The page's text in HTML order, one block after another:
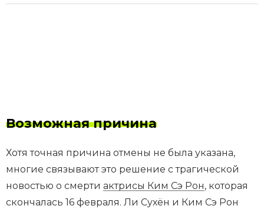
Возможная причина
Хотя точная причина отмены не была указана,
многие связывают это решение с трагической
новостью о смерти актрисы Ким Сэ Рон, которая
скончалась 16 февраля. Ли Сухён и Ким Сэ Рон